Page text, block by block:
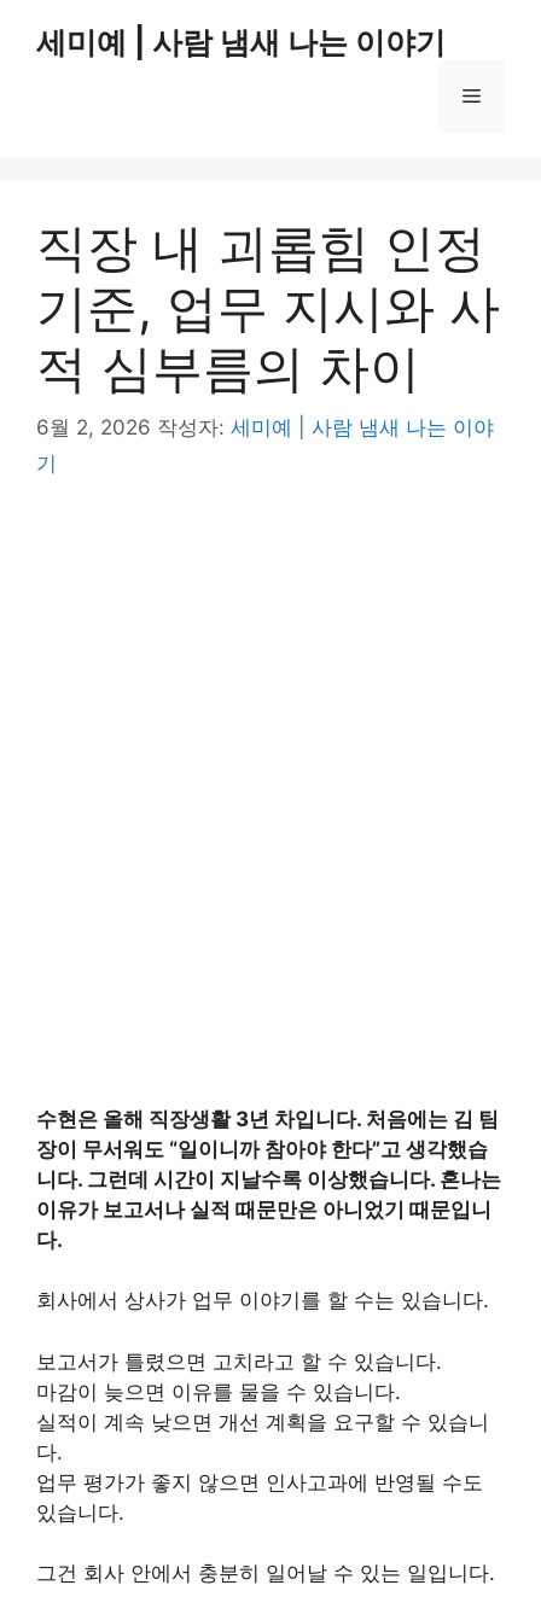
세미예 | 사람 냄새 나는 이야기
메
직장 내 괴롭힘 인정
기준, 업무 지시와 사
적 심부름의 차이
6월 2, 2026 작성자: 세미예 | 사람 냄새 나는 이야
기
수현은 올해 직장생활 3년 차입니다. 처음에는 김 팀
장이 무서워도 “일이니까 참아야 한다”고 생각했습
니다. 그런데 시간이 지날수록 이상했습니다. 혼나는
이유가 보고서나 실적 때문만은 아니었기 때문입니
다.
회사에서 상사가 업무 이야기를 할 수는 있습니다.
보고서가 틀렸으면 고치라고 할 수 있습니다.
마감이 늦으면 이유를 물을 수 있습니다.
실적이 계속 낮으면 개선 계획을 요구할 수 있습니
다.
업무 평가가 좋지 않으면 인사고과에 반영될 수도
있습니다.
그건 회사 안에서 충분히 일어날 수 있는 일입니다.